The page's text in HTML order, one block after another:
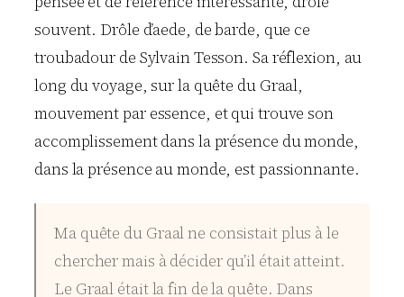
souvent. Drôle d’aede, de barde, que ce
troubadour de Sylvain Tesson. Sa réflexion, au
long du voyage, sur la quête du Graal,
mouvement par essence, et qui trouve son
accomplissement dans la présence du monde,
dans la présence au monde, est passionnante.
Ma quête du Graal ne consistait plus à le
chercher mais à décider qu’il était atteint.
Le Graal était la fin de la quête. Dans